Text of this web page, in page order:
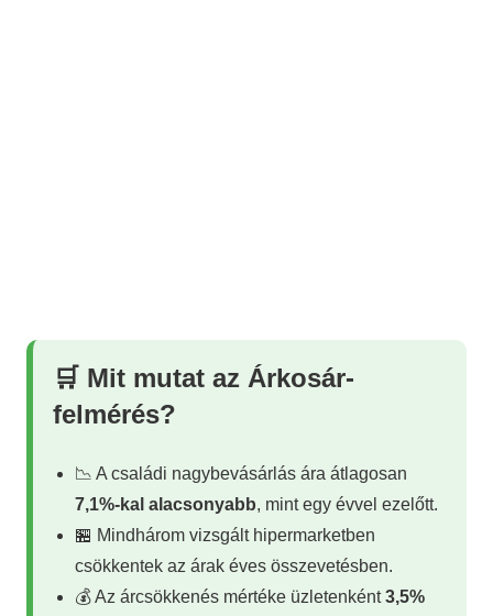
🛒 Mit mutat az Árkosár-
felmérés?
📉 A családi nagybevásárlás ára átlagosan
7,1%-kal alacsonyabb, mint egy évvel ezelőtt.
🏪 Mindhárom vizsgált hipermarketben
csökkentek az árak éves összevetésben.
💰 Az árcsökkenés mértéke üzletenként3,5%